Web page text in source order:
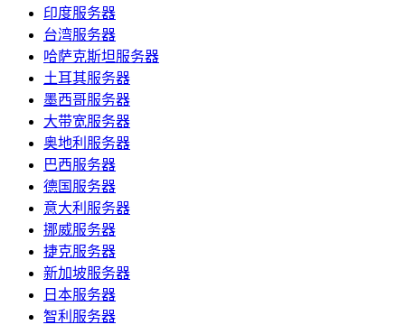
印度服务器
台湾服务器
哈萨克斯坦服务器
土耳其服务器
墨西哥服务器
大带宽服务器
奥地利服务器
巴西服务器
德国服务器
意大利服务器
挪威服务器
捷克服务器
新加坡服务器
日本服务器
智利服务器